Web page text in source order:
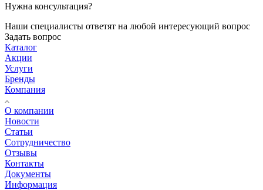
Нужна консультация?
Наши специалисты ответят на любой интересующий вопрос
Задать вопрос
Каталог
Акции
Услуги
Бренды
Компания
О компании
Новости
Статьи
Сотрудничество
Отзывы
Контакты
Документы
Информация